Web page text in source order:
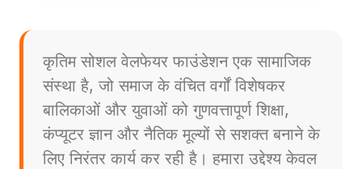
कृतिम सोशल वेलफेयर फाउंडेशन एक सामाजिक
संस्था है, जो समाज के वंचित वर्गों विशेषकर
बालिकाओं और युवाओं को गुणवत्तापूर्ण शिक्षा,
कंप्यूटर ज्ञान और नैतिक मूल्यों से सशक्त बनाने के
लिए निरंतर कार्य कर रही है। हमारा उद्देश्य केवल